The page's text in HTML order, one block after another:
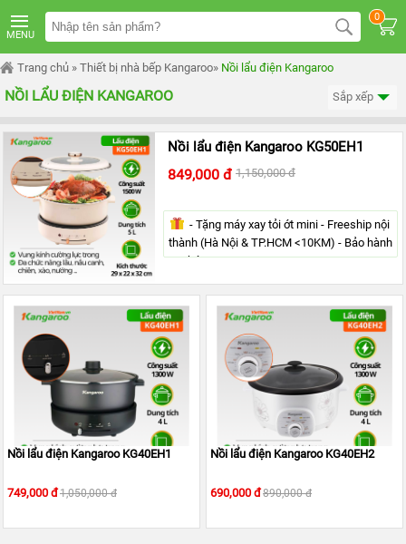
MENU
0
TRANG
CHỦ
MÁY
LỌC
NƯỚC
KANGAROO
TỦ
MÁY
LỌC
NƯỚC
KANGAROO
MÁY
LỌC
KANGAROO
ĐỂ
MÁY
LỌC
KANGAROO
MÁY
HYDROGEN
Trang chủ » Thiết bị nhà bếp Kangaroo» Nồi lẩu điện Kangaroo
NỒI LẨU ĐIỆN KANGAROO Sắp xếp
Nồi lẩu điện Kangaroo KG50EH1
849,000 đ 1,150,000 đ
- Tặng máy xay tỏi ớt mini - Freeship nội
thành (Hà Nội & TP.HCM <10KM) - Bảo hành
12 tháng
Nồi lẩu điện Kangaroo KG40EH1
749,000 đ1,050,000 đ
Nồi lẩu điện Kangaroo KG40EH2
690,000 đ890,000 đ